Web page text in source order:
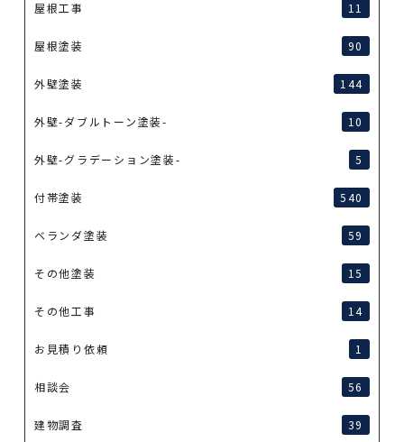
屋根工事 11
屋根塗装 90
外壁塗装 144
外壁-ダブルトーン塗装- 10
外壁-グラデーション塗装- 5
付帯塗装 540
ベランダ塗装 59
その他塗装 15
その他工事 14
お見積り依頼 1
相談会 56
建物調査 39